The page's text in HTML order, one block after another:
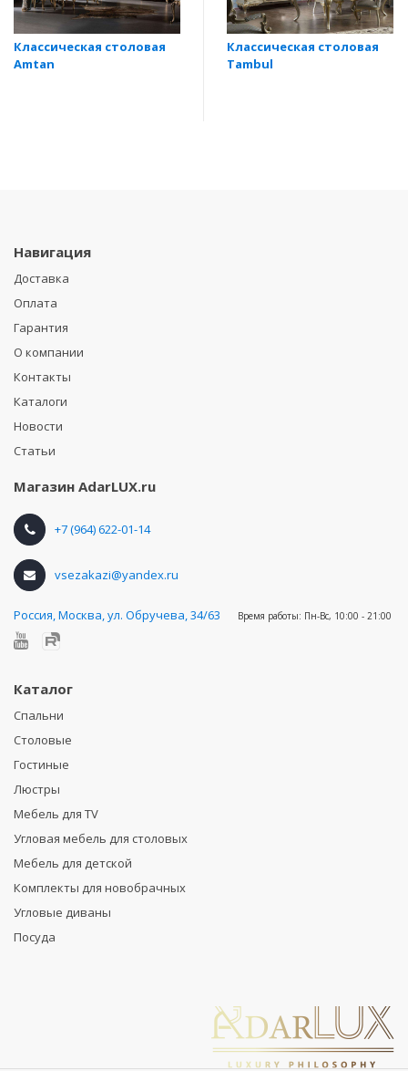
Классическая столовая
Amtan
Классическая столовая
Tambul
Навигация
Доставка
Оплата
Гарантия
О компании
Контакты
Каталоги
Новости
Статьи
Магазин AdarLUX.ru
+7 (964) 622-01-14
vsezakazi@yandex.ru
Россия,Москва, ул. Обручева, 34/63 Время работы: Пн-Вс, 10:00 - 21:00
Каталог
Спальни
Столовые
Гостиные
Люстры
Мебель для TV
Угловая мебель для столовых
Мебель для детской
Комплекты для новобрачных
Угловые диваны
Посуда